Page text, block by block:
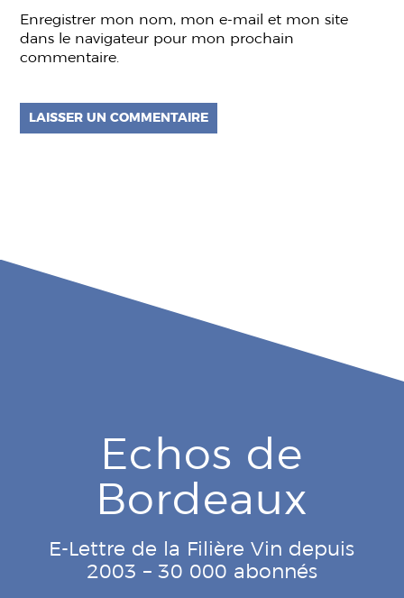
Enregistrer mon nom, mon e-mail et mon site
dans le navigateur pour mon prochain
commentaire.
Echos de
Bordeaux
E-Lettre de la Filière Vin depuis
2003 – 30 000 abonnés